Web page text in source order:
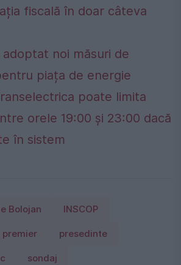
fiscală în doar câteva
adoptat noi măsuri de
piața de energie
poate limita
orele 19:00 și 23:00 dacă
în sistem
Bolojan INSCOP
premier presedinte
sondaj